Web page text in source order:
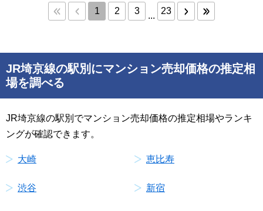
1 2 3 ... 23
JR埼京線の駅別にマンション売却価格の推定相
場を調べる
JR埼京線の駅別でマンション売却価格の推定相場やランキ
ングが確認できます。
大崎 恵比寿
渋谷 新宿